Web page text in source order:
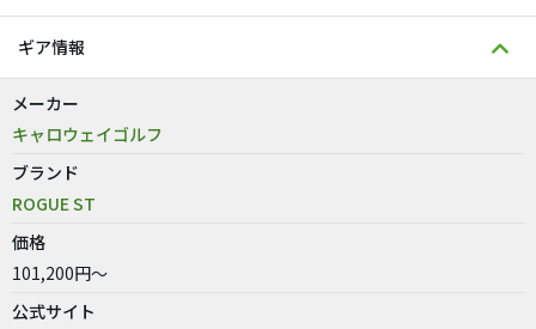
ギア情報
メーカー
キャロウェイゴルフ
ブランド
ROGUE ST
価格
101,200円～
公式サイト